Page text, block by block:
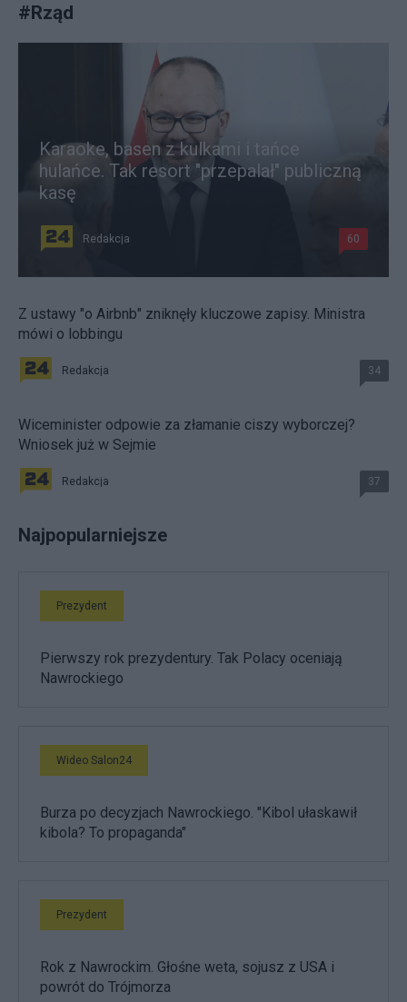
#Rząd
Karaoke, basen z kulkami i tańce
hulańce. Tak resort "przepalał" publiczną
kasę
Redakcja 60
Z ustawy "o Airbnb" zniknęły kluczowe zapisy. Ministra
mówi o lobbingu
Redakcja 34
Wiceminister odpowie za złamanie ciszy wyborczej?
Wniosek już w Sejmie
Redakcja 37
Najpopularniejsze
Prezydent
Pierwszy rok prezydentury. Tak Polacy oceniają
Nawrockiego
Wideo Salon24
Burza po decyzjach Nawrockiego. "Kibol ułaskawił
kibola? To propaganda"
Prezydent
Rok z Nawrockim. Głośne weta, sojusz z USA i
powrót do Trójmorza